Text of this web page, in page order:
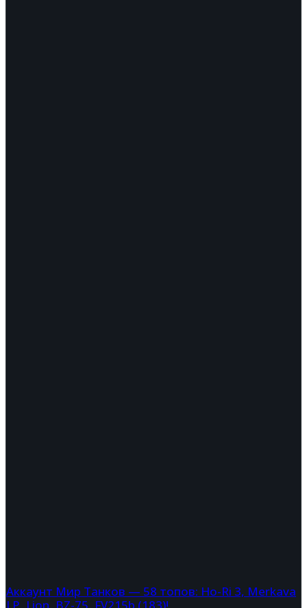
Аккаунт Мир Танков — 58 топов: Ho-Ri 3, Merkava
LP, Lion, BZ-75, FV215b (183)!